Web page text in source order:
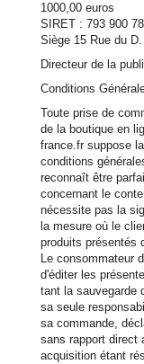
1000,00 euros
SIRET : 793 900
Siège 15 Rue du
Directeur de la
Conditions
Toute prise de
de la boutique en
france.fr suppose
conditions
reconnaît être
concernant le
nécessite pas la
la mesure où le
produits présentés
Le consommateur
d'éditer les
tant la sauvegarde
sa seule
sa commande,
sans rapport direct
acquisition étant